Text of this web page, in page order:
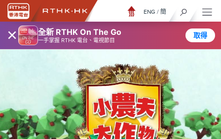
× 全新 RTHK On The Go
一手掌握 RTHK 電台、電視節目
取得
ENG / 簡